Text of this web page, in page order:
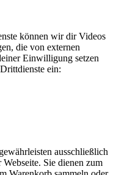
können wir dir Videos
die von externen
Einwilligung setzen
ein:
ausschließlich
Sie dienen zum